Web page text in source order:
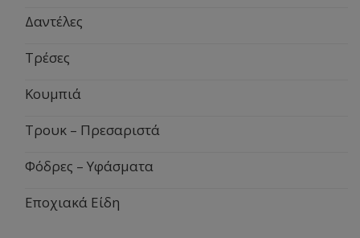
Δαντέλες
Τρέσες
Κουμπιά
Τρουκ – Πρεσαριστά
Φόδρες – Υφάσματα
Εποχιακά Είδη